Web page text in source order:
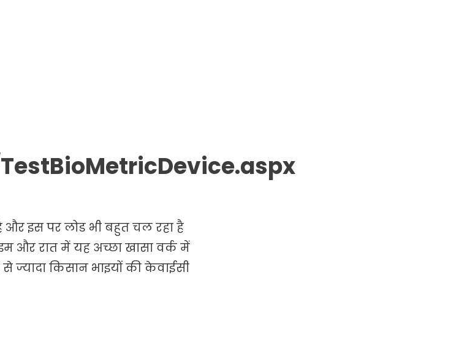
और इस पर लोड भी बहुत चल रहा है
और रात में यह अच्छा खासा वर्क में
ज्यादा किसान भाइयों की केवाईसी